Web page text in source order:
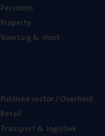
Per­so­nen
Pro­per­ty
Voer­tuig& vloot
Publie­ke sec­tor / Overheid
Retail
Trans­port& logistiek